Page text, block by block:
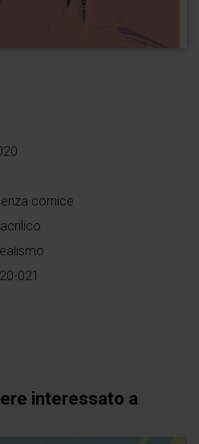
cornice
021
interessato a